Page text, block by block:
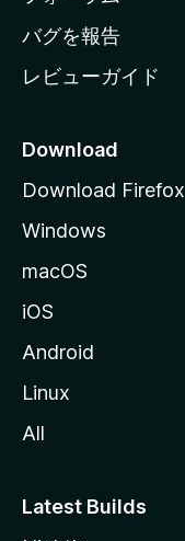
へ
バグを報告
レビューガイド
Download
Download Firefox
Windows
macOS
iOS
Android
Linux
All
Latest Builds